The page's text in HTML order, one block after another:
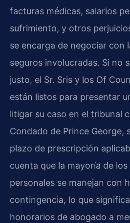
facturas médicas, salarios
sufrimiento, y otros
se encarga de negociar con
seguros involucradas. Si no
justo, el Sr. Sris y los Of
están listos para presentar
litigar su caso en el tribunal
Condado de Prince George,
plazo de prescripción
cuenta que la mayoría de
personales se manejan con
contingencia, lo que
honorarios de abogado a